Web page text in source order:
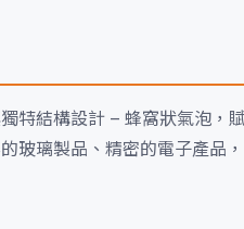
特結構設計 – 蜂窩狀氣泡，
玻璃製品、精密的電子產品